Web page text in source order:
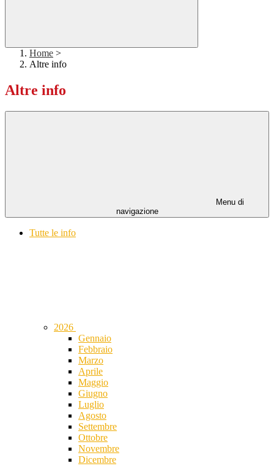
Home >
Altre info
Altre info
Menu di
navigazione
Tutte le info
2026
Gennaio
Febbraio
Marzo
Aprile
Maggio
Giugno
Luglio
Agosto
Settembre
Ottobre
Novembre
Dicembre